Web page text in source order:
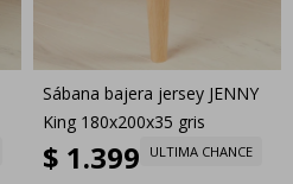
Sábana bajera jersey JENNY
King 180x200x35 gris
$ 1.399 ULTIMA CHANCE